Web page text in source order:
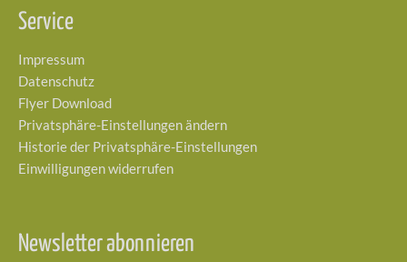
Service
Impressum
Datenschutz
Flyer Download
Privatsphäre-Einstellungen ändern
Historie der Privatsphäre-Einstellungen
Einwilligungen widerrufen
Newsletter abonnieren